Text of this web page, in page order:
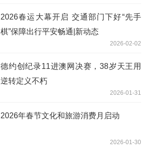
2026春运大幕开启 交通部门下好“先手
棋”保障出行平安畅通|新动态
2026-02-02
德约创纪录11进澳网决赛，38岁天王用
逆转定义不朽
2026-01-31
2026年春节文化和旅游消费月启动
2026-01-30